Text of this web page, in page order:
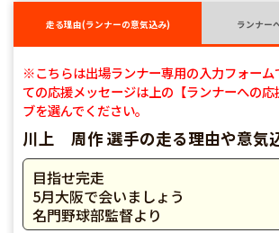
走る理由(ランナーの意気込み) ランナー
※こちらは出場ランナー専用の入力フォーム
ての応援メッセージは上の【ランナーへの
ブを選んでください。
川上 周作 選手の走る理由や意気
目指せ完走
5月大阪で会いましょう
名門野球部監督より